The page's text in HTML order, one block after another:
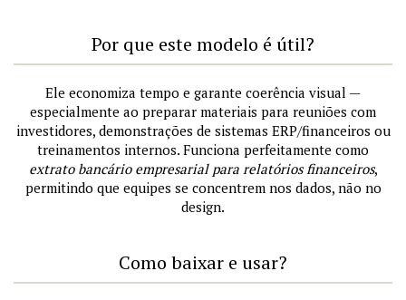
Por que este modelo é útil?
Ele economiza tempo e garante coerência visual —
especialmente ao preparar materiais para reuniões com
investidores, demonstrações de sistemas ERP/financeiros ou
treinamentos internos. Funciona perfeitamente como
extrato bancário empresarial para relatórios financeiros,
permitindo que equipes se concentrem nos dados, não no
design.
Como baixar e usar?